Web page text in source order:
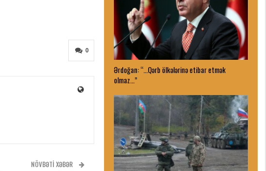
0
NÖVBƏTI XƏBƏR
Ərdoğan: “…Qərb ölkələrinə etibar etmək
olmaz…”